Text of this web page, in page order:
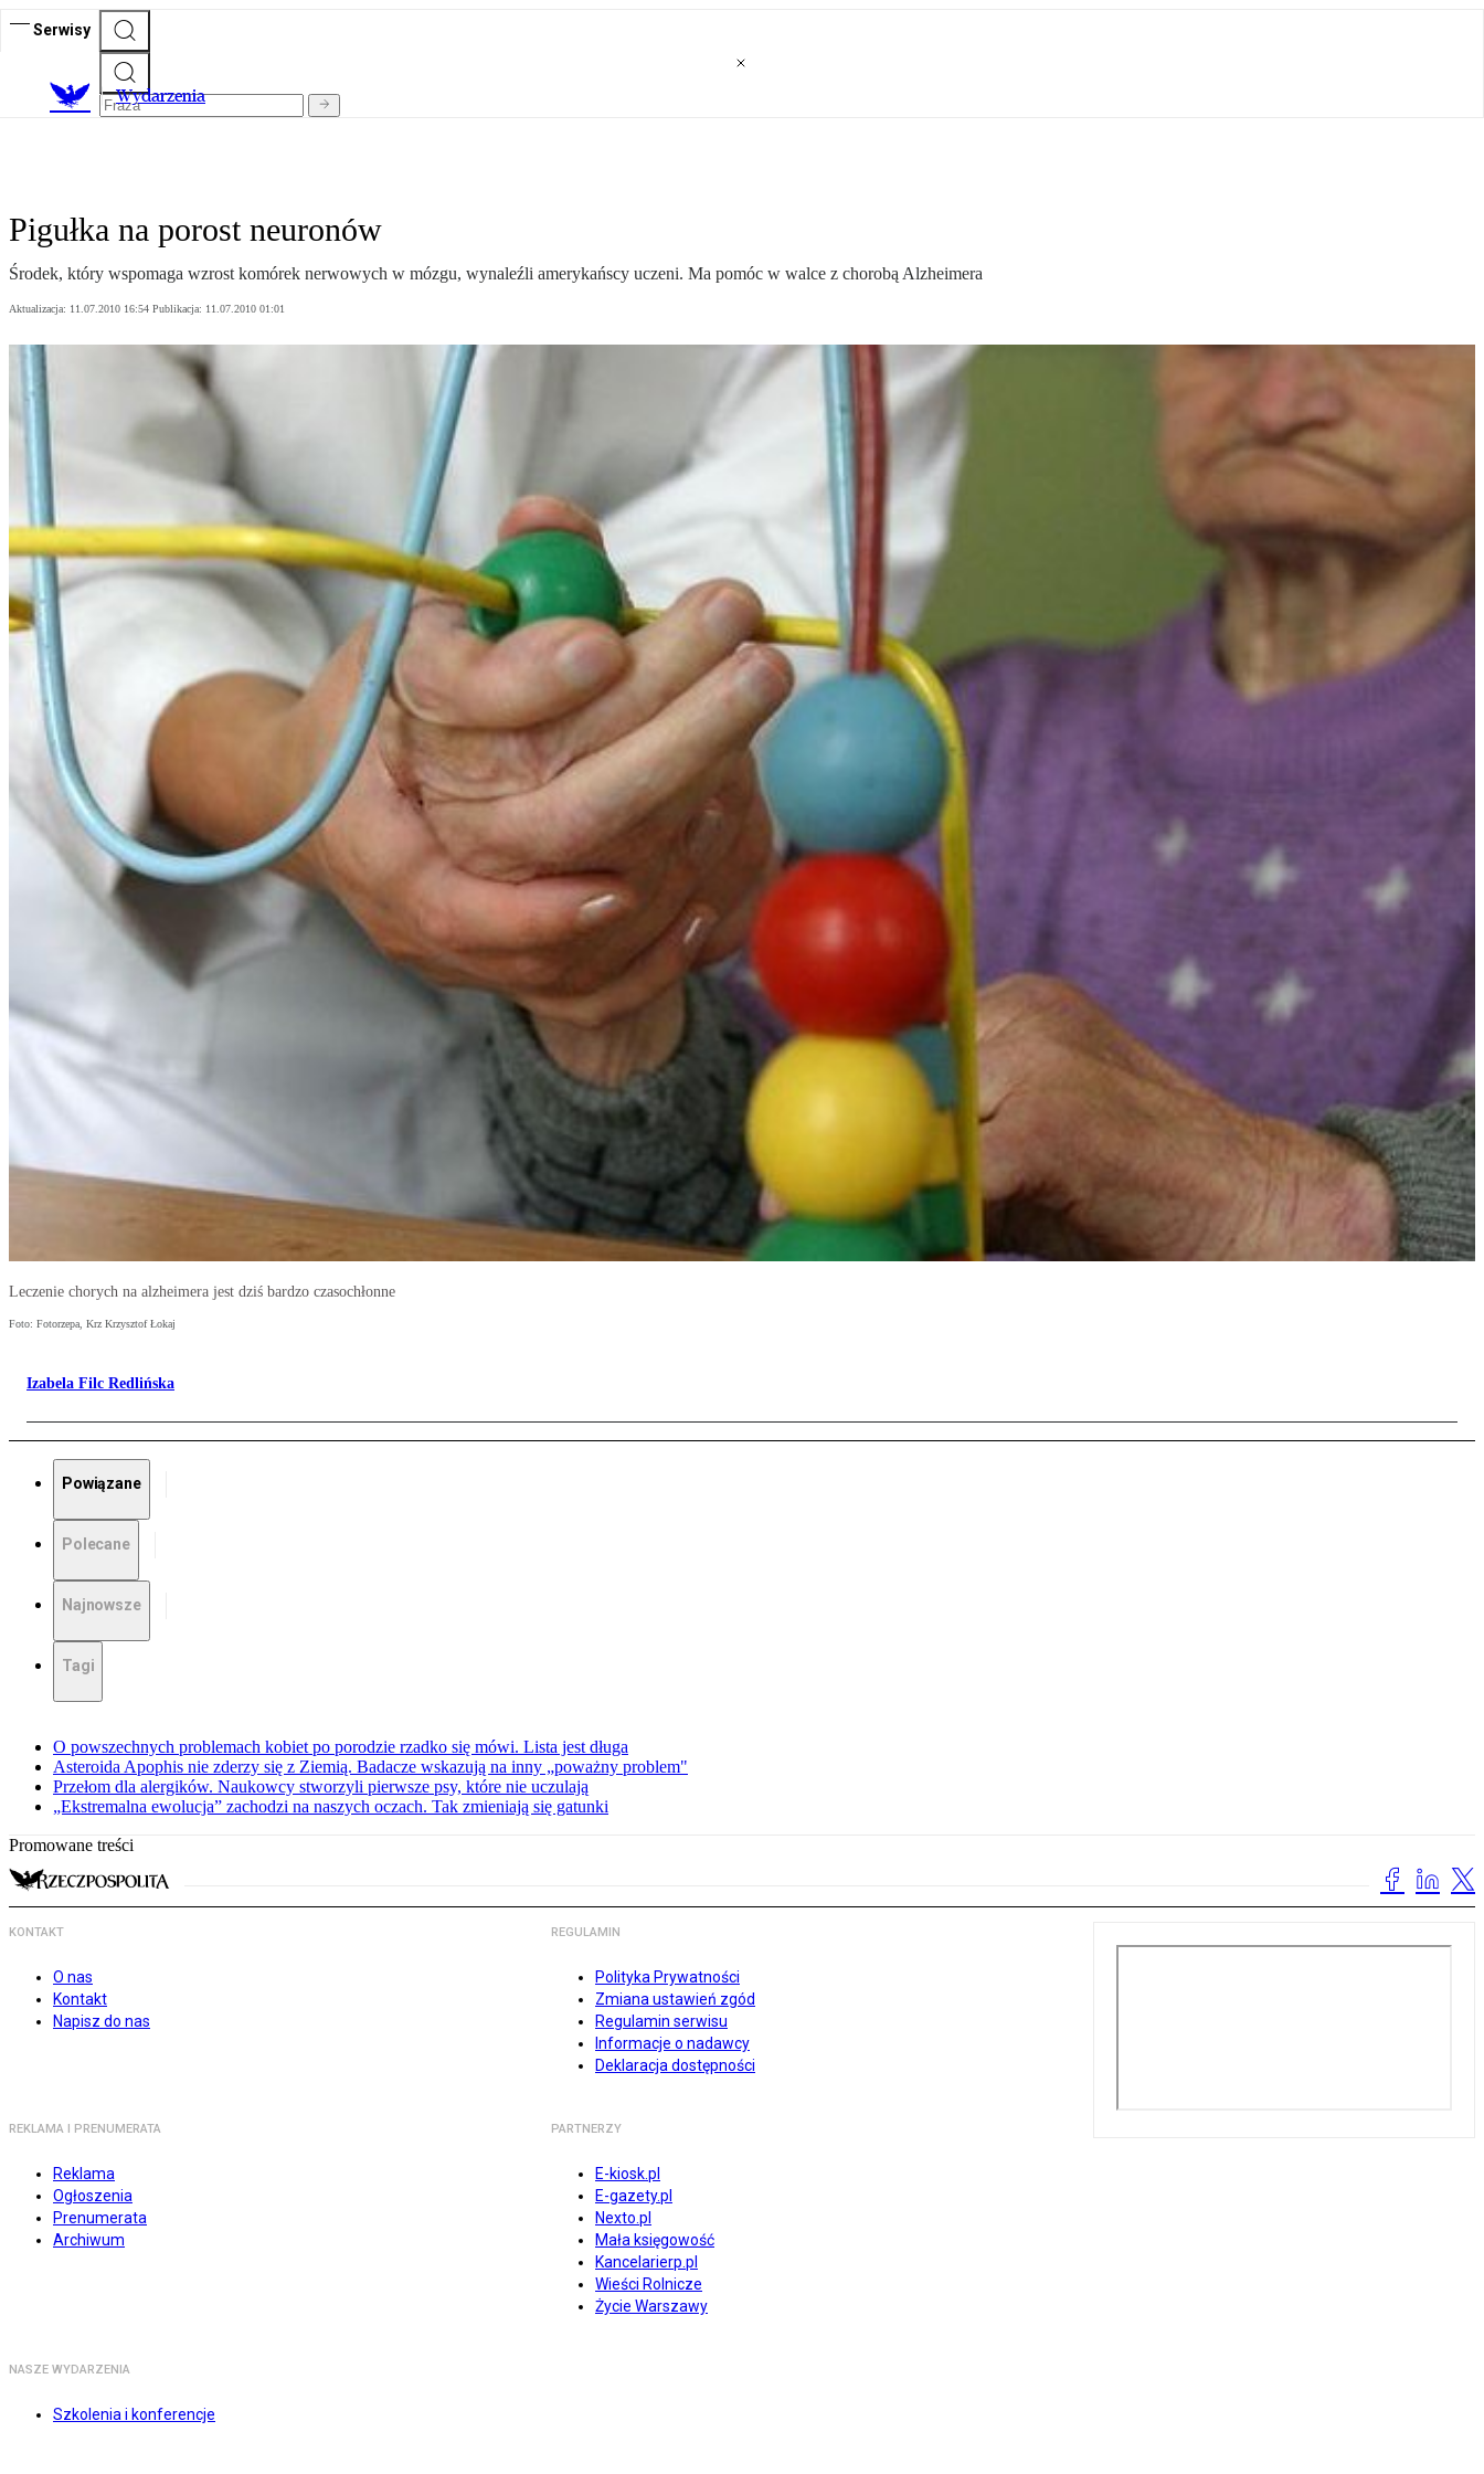
Serwisy
Wydarzenia
Pigułka na porost neuronów
Środek, który wspomaga wzrost komórek nerwowych w mózgu, wynaleźli amerykańscy uczeni. Ma pomóc w walce z chorobą Alzheimera
Aktualizacja: 11.07.2010 16:54 Publikacja: 11.07.2010 01:01
Leczenie chorych na alzheimera jest dziś bardzo czasochłonne
Foto: Fotorzepa, Krz Krzysztof Łokaj
Izabela Filc Redlińska
Powiązane
Polecane
Najnowsze
Tagi
O powszechnych problemach kobiet po porodzie rzadko się mówi. Lista jest długa
Asteroida Apophis nie zderzy się z Ziemią. Badacze wskazują na inny „poważny problem"
Przełom dla alergików. Naukowcy stworzyli pierwsze psy, które nie uczulają
„Ekstremalna ewolucja” zachodzi na naszych oczach. Tak zmieniają się gatunki
Promowane treści
KONTAKT
O nas
Kontakt
Napisz do nas
REGULAMIN
Polityka Prywatności
Zmiana ustawień zgód
Regulamin serwisu
Informacje o nadawcy
Deklaracja dostępności
REKLAMA I PRENUMERATA
Reklama
Ogłoszenia
Prenumerata
Archiwum
PARTNERZY
E-kiosk.pl
E-gazety.pl
Nexto.pl
Mała księgowość
Kancelarierp.pl
Wieści Rolnicze
Życie Warszawy
NASZE WYDARZENIA
Szkolenia i konferencje